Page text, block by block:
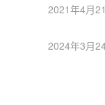
2021年4月
2024年3月